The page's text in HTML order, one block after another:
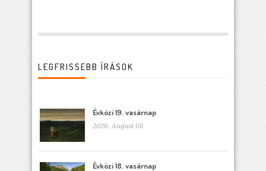
LEGFRISSEBB ÍRÁSOK
Évközi 19. vasárnap
2026. August 08
Évközi 18. vasárnap